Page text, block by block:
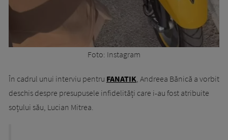
Foto: Instagram
În cadrul unui interviu pentru FANATIK , Andreea Bănică a vorbit
deschis despre presupusele infidelități care i-au fost atribuite
soțului său, Lucian Mitrea.